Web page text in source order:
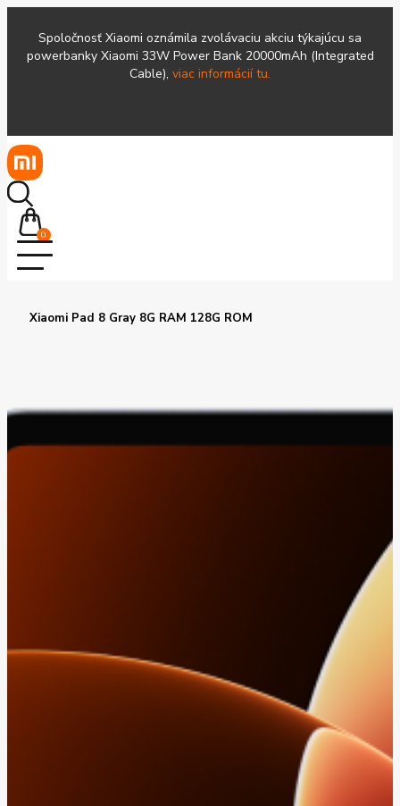
Spoločnosť Xiaomi oznámila zvolávaciu akciu týkajúcu sa
powerbanky Xiaomi 33W Power Bank 20000mAh (Integrated
Cable), viac informácií tu.
0
Xiaomi Pad 8 Gray 8G RAM 128G ROM